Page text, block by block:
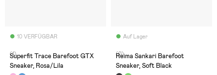
10 VERFÜGBAR
(1)
Superfit Trace Barefoot GTX
Sneaker, Rosa/Lila
Auf Lager
(0)
Reima Sankari Barefoot
Sneaker, Soft Black